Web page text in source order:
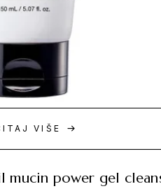
VIŠE
mucin power gel